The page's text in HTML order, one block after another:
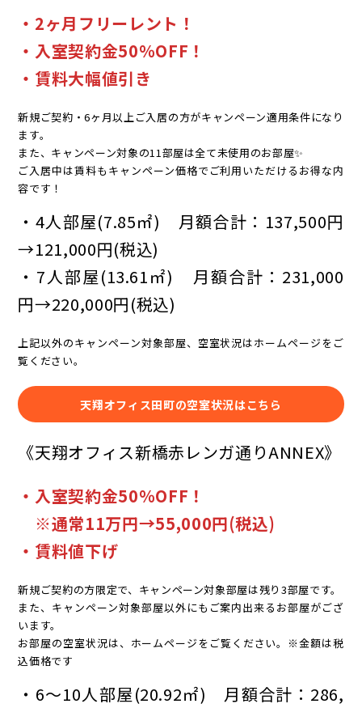
・2ヶ月フリーレント！
・入室契約金50％OFF！
・賃料大幅値引き
新規ご契約・6ヶ月以上ご入居の方がキャンペーン適用条件になり
ます。
また、キャンペーン対象の11部屋は全て未使用のお部屋✨
ご入居中は賃料もキャンペーン価格でご利用いただけるお得な内
容です！
・4人部屋(7.85㎡) 月額合計：137,500円
→121,000円(税込)
・7人部屋(13.61㎡) 月額合計：231,000
円→220,000円(税込)
上記以外のキャンペーン対象部屋、空室状況はホームページをご
覧ください。
天翔オフィス田町の空室状況はこちら
《天翔オフィス新橋赤レンガ通りANNEX》
・入室契約金50％OFF！
※通常11万円→55,000円(税込)
・賃料値下げ
新規ご契約の方限定で、キャンペーン対象部屋は残り3部屋です。
また、キャンペーン対象部屋以外にもご案内出来るお部屋がござ
います。
お部屋の空室状況は、ホームページをご覧ください。※金額は税
込価格です
・6～10人部屋(20.92㎡) 月額合計：286,